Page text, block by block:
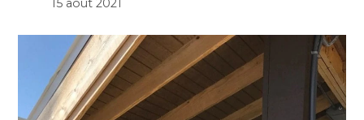
15 août 2021